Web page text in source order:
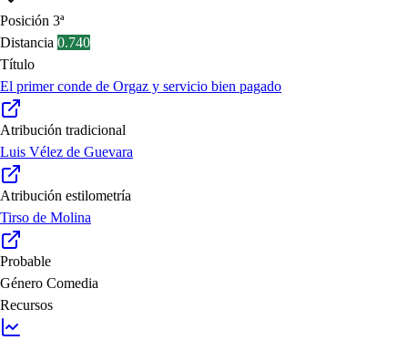
Posición 3ª
Distancia 0.740
Título
El primer conde de Orgaz y servicio bien pagado
Atribución tradicional
Luis Vélez de Guevara
Atribución estilometría
Tirso de Molina
Probable
Género Comedia
Recursos